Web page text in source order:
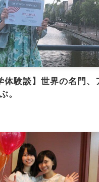
体験談】世界の名門、
。